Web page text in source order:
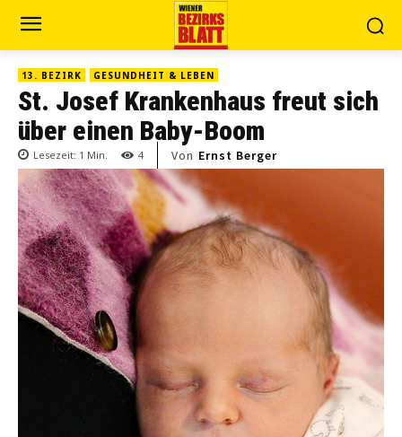
13. BEZIRK GESUNDHEIT & LEBEN
St. Josef Krankenhaus freut sich
über einen Baby-Boom
Lesezeit: 1 Min. 4 Von Ernst Berger